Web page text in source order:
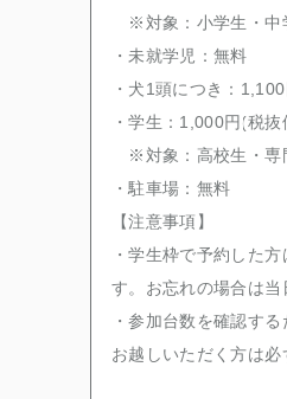
※対象：小学生・中
・未就学児：無料
・犬1頭につき：
・学生：1,000円(税
※対象：高校生・専
・駐車場：無料
【注意事項】
・学生枠で予約した
す。お忘れの場合は
・参加台数を確認す
お越しいただく方は